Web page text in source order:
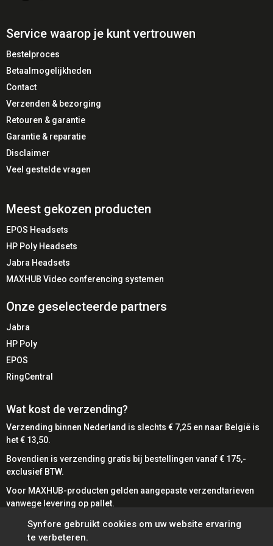
Gewicht ± 100 gram
Kleur
⭐ Belangrijkste kenmerken
🎙 Noise cancelling microfoon
💻 Microsoft Teams gecertificeerd
🔌 Directe USB Plug & Play aansluiting
🎧 Mono design voor omgevingsbewust werken
🏢 Ideaal voor
Callcenters
Customer service teams
Kantooromgevingen
✅ Voordelen
✔ Optimale spraakkwaliteit voor zakelijke gesprekken
✔ Betrouwbare compatibiliteit met Microsoft Teams
✔ Comfortabel voor langdurig gebruik
✔ Professionele uitstraling binnen elke organisatie
⚠️ Aandachtspunten
⚠️ Mono uitvoering (geen stereo audio)
⚠️ Alleen USB-A aansluiting (geen USB-C)
Service waarop je kunt vertrouwen
Bestelproces
Betaalmogelijkheden
Contact
Verzenden & bezorging
Retouren & garantie
Garantie & reparatie
Disclaimer
Veel gestelde vragen
Meest gekozen producten
EPOS Headsets
HP Poly Headsets
Jabra Headsets
MAXHUB Video conferencing systemen
Onze geselecteerde partners
Jabra
HP Poly
EPOS
RingCentral
Wat kost de verzending?
Verzending binnen Nederland is slechts € 7,25 en naar België is
het € 13,50.
Bovendien is verzending gratis bij bestellingen vanaf € 175,-
exclusief BTW.
Voor MAXHUB-producten gelden aangepaste verzendtarieven
vanwege levering op pallet.
Bij SynFore kunt u gemakkelijk betalen met diverse
betaalmethoden.
Synfore gebruikt cookies om uw website ervaring
te verbeteren.